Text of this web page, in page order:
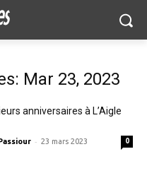
Mar 23, 2023
anniversaires à L’Aigle
- 23 mars 2023 0